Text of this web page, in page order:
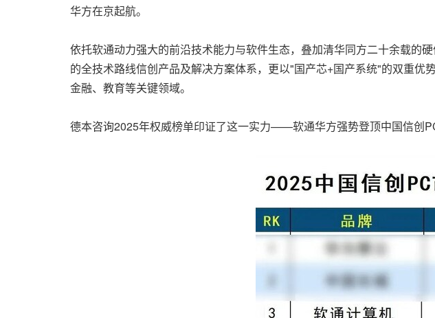
华方在京起航。
依托软通动力强大的前沿技术能力与软件生态，叠加清华同方二十余载的
的全技术路线信创产品及解决方案体系，更以"国产芯+国产系统"的双重优
金融、教育等关键领域。
德本咨询2025年权威榜单印证了这一实力——软通华方强势登顶中国信创